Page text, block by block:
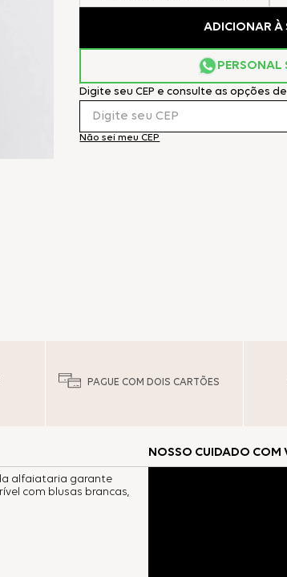
ADICIONAR À
PERSONAL
Digite seu CEP e consulte as opções
Não sei meu CEP
PAGUE COM DOIS CARTÕES
alfaiataria garante
com blusas brancas,
NOSSO CUIDADO COM